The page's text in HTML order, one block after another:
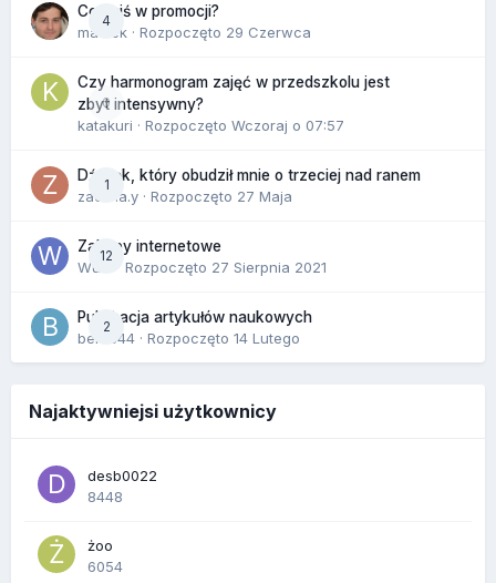
4
Co dziś w promocji?
maciek · Rozpoczęto 29 Czerwca
0
Czy harmonogram zajęć w przedszkolu jest
zbyt intensywny?
katakuri · Rozpoczęto Wczoraj o 07:57
1
Dźwięk, który obudził mnie o trzeciej nad ranem
zackr.a.y · Rozpoczęto 27 Maja
12
Zakupy internetowe
Wula
· Rozpoczęto 27 Sierpnia 2021
2
Publikacja artykułów naukowych
berus44 · Rozpoczęto 14 Lutego
Najaktywniejsi użytkownicy
desb0022
8448
żoo
6054